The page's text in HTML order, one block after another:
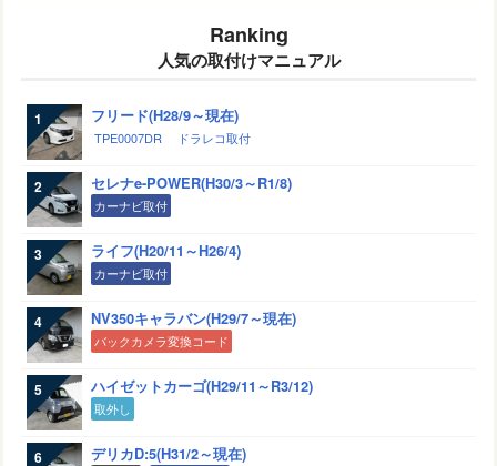
Ranking
人気の取付けマニュアル
フリード(H28/9～現在)
TPE0007DR ドラレコ取付
セレナe-POWER(H30/3～R1/8)
カーナビ取付
ライフ(H20/11～H26/4)
カーナビ取付
NV350キャラバン(H29/7～現在)
バックカメラ変換コード
ハイゼットカーゴ(H29/11～R3/12)
取外し
デリカD:5(H31/2～現在)